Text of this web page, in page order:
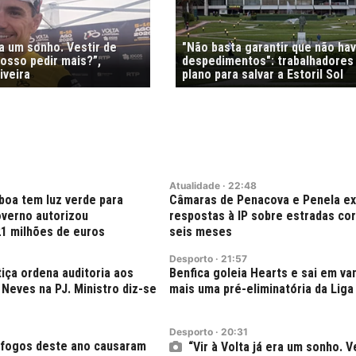
um sonho. Vestir de
pedir mais?”,
"Não basta garantir que não
despedimentos":
plano para salvar a Estoril Sol
tem luz verde para
autorizou
milhões de euros
Atualidade · 22:48
Câmaras de Penacova e Penela
respostas à IP sobre estradas
seis meses
ordena auditoria aos
na PJ. Ministro diz-se
Desporto · 21:57
Benfica goleia Hearts e sai em
mais uma pré-eliminatória da Liga
deste ano causaram
Desporto · 20:31
“Vir à Volta já era um sonho.